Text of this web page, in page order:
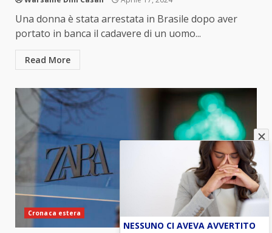
Una donna è stata arrestata in Brasile dopo aver
portato in banca il cadavere di un uomo...
Read More
Cronaca estera
NESSUNO CI AVEVA AVVERTITO